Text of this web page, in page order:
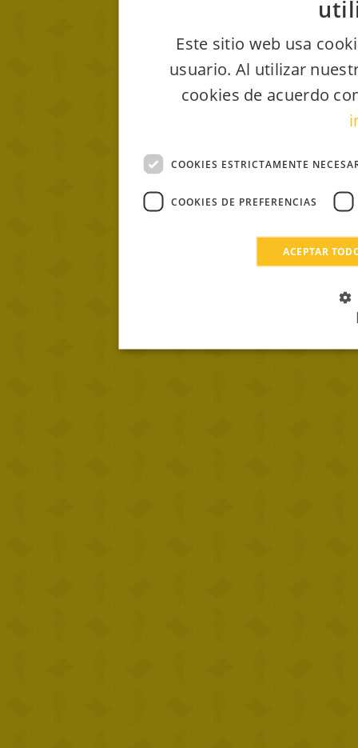
Este sitio web usa
usuario. Al utilizar
cookies de acuerdo
COOKIES ESTRICTAMENTE
COOKIES DE PREFERENCIAS
ACEPTAR